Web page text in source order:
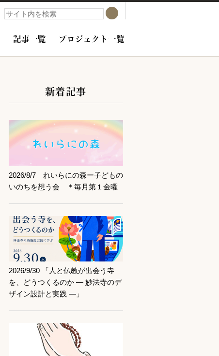
検索
検索
記事一覧 プロジェクト一覧
サブコンテンツ
新着記事
2026/8/7 れいらにの森ー子どもの
いのちを想う会 ＊毎月第１金曜
記事を読む
2026/9/30 「人と仏教が出会う寺
を、どうつくるのか ― 妙法寺のデ
ザイン設計と実践 ―」
記事を読む
記事を読む